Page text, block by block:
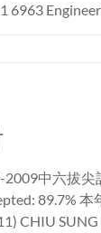
6963
中六拔尖
89.7%
CHIU